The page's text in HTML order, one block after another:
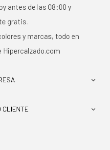
antes de las 08:00 y
gratis.
y marcas, todo en
Hipercalzado.com

CLIENTE 